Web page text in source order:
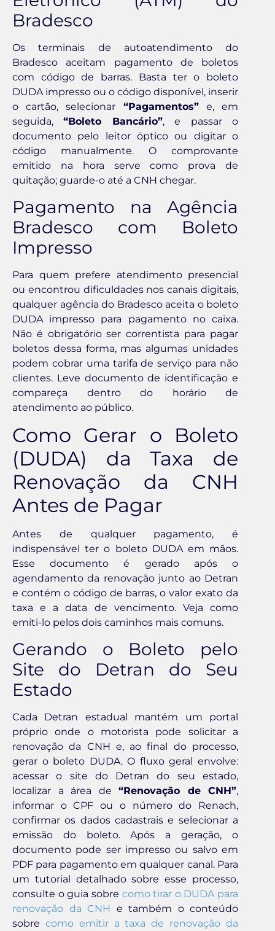
Bradesco
Os terminais de autoatendimento do
Bradesco aceitam pagamento de boletos
com código de barras. Basta ter o boleto
DUDA impresso ou o código disponível, inserir
o cartão, selecionar “Pagamentos”e, em
seguida,“Boleto Bancário”, e passar o
documento pelo leitor óptico ou digitar o
código manualmente. O comprovante
emitido na hora serve como prova de
quitação; guarde-o até a CNH chegar.
Pagamento na Agência
Bradesco com Boleto
Impresso
Para quem prefere atendimento presencial
ou encontrou dificuldades nos canais digitais,
qualquer agência do Bradesco aceita o boleto
DUDA impresso para pagamento no caixa.
Não é obrigatório ser correntista para pagar
boletos dessa forma, mas algumas unidades
podem cobrar uma tarifa de serviço para não
clientes. Leve documento de identificação e
compareça dentro do horário de
atendimento ao público.
Como Gerar o Boleto
(DUDA) da Taxa de
Renovação da CNH
Antes de Pagar
Antes de qualquer pagamento, é
indispensável ter o boleto DUDA em mãos.
Esse documento é gerado após o
agendamento da renovação junto ao Detran
e contém o código de barras, o valor exato da
taxa e a data de vencimento. Veja como
emiti-lo pelos dois caminhos mais comuns.
Gerando o Boleto pelo
Site do Detran do Seu
Estado
Cada Detran estadual mantém um portal
próprio onde o motorista pode solicitar a
renovação da CNH e, ao final do processo,
gerar o boleto DUDA. O fluxo geral envolve:
acessar o site do Detran do seu estado,
localizar a área de “Renovação de CNH”,
informar o CPF ou o número do Renach,
confirmar os dados cadastrais e selecionar a
emissão do boleto. Após a geração, o
documento pode ser impresso ou salvo em
PDF para pagamento em qualquer canal. Para
um tutorial detalhado sobre esse processo,
consulte o guia sobre como tirar o DUDA para
renovação da CNH e também o conteúdo
sobre como emitir a taxa de renovação da